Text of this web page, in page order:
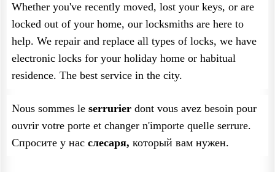
Whether you've recently moved, lost your keys, or are
locked out of your home, our locksmiths are here to
help. We repair and replace all types of locks, we have
electronic locks for your holiday home or habitual
residence. The best service in the city.
Nous sommes le serrurier dont vous avez besoin pour
ouvrir votre porte et changer n'importe quelle serrure.
Спросите у нас слесаря, который вам нужен.